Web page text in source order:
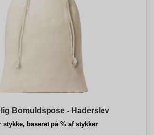
Bomuldspose - Haderslev
stykke, baseret på % af stykker